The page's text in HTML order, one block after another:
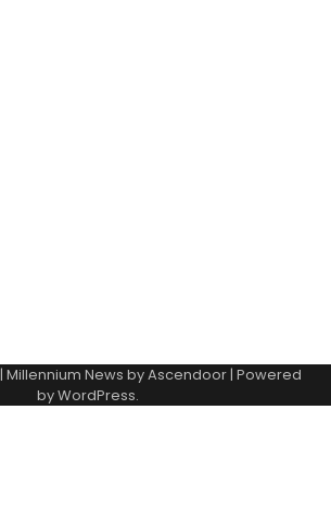
| Millennium News byAscendoor | Powered
byWordPress.